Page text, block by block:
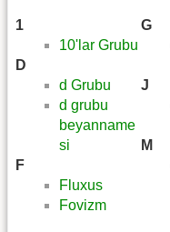
1
10'lar Grubu
D
d Grubu
d grubu
beyanname
si
F
Fluxus
Fovizm
G
J
M